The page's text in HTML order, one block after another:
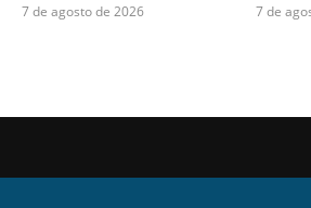
7 de agosto de 2026 7 de